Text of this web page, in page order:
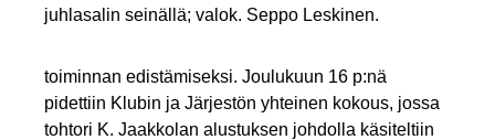
juhlasalin seinällä; valok. Seppo Leskinen.
toiminnan edistämiseksi. Joulukuun 16 p:nä
pidettiin Klubin ja Järjestön yhteinen kokous, jossa
tohtori K. Jaakkolan alustuksen johdolla käsiteltiin